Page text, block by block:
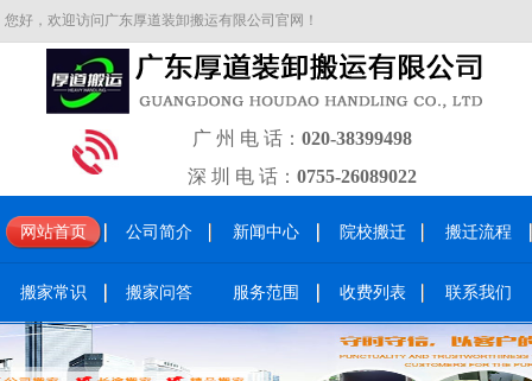
您好，欢迎访问广东厚道装卸搬运有限公司官网！
广 州 电 话： 020-38399498
深 圳 电 话： 0755-26089022
网站首页 公司简介 新闻中心 院校搬迁 搬迁流程
搬家常识 搬家问答 服务范围 收费列表 联系我们